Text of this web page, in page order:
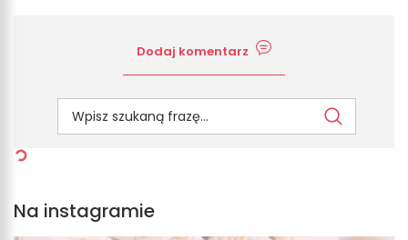
Dodaj komentarz
Na instagramie